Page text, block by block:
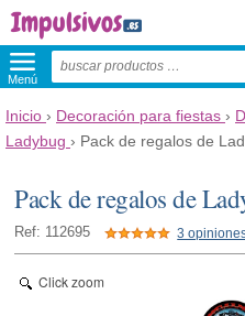
Menú
Inicio › Decoración para fiestas ›
Ladybug › Pack de regalos de
Pack de regalos de
Ref: 112695 3
Click zoom